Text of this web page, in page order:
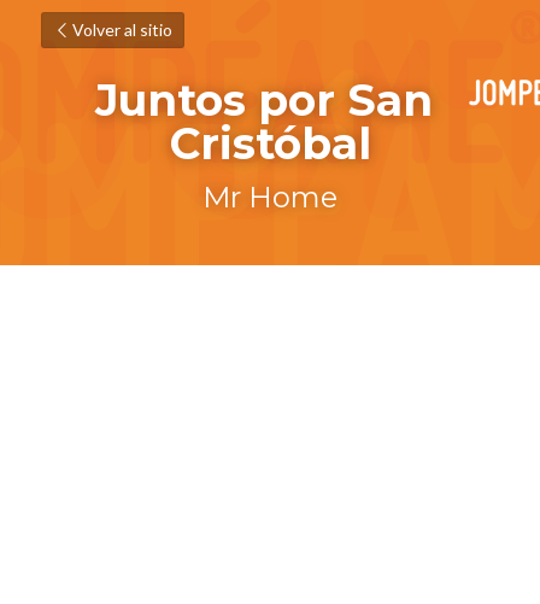
Volver al sitio
Juntos por San
Cristóbal
Mr Home